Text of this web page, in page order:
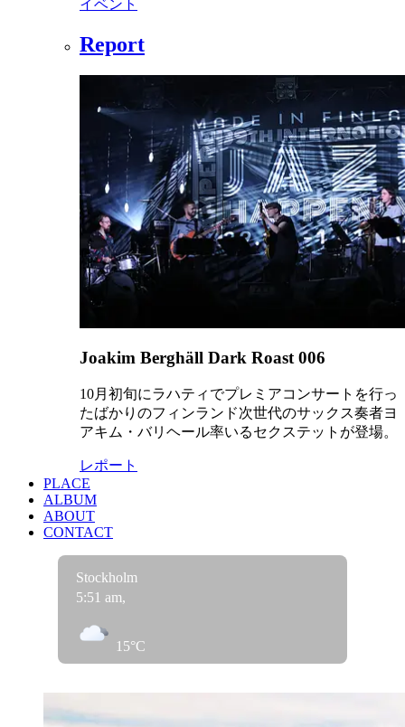
イベント
Report
Joakim Berghäll Dark Roast 006
10月初旬にラハティでプレミアコンサートを行っ
たばかりのフィンランド次世代のサックス奏者ヨ
アキム・バリヘール率いるセクステットが登場。
レポート
PLACE
ALBUM
ABOUT
CONTACT
Stockholm
5:51 am,
15°C